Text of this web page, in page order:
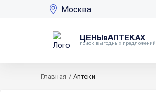
Москва
ЦЕНЫвАПТЕКАХ
поиск выгодных предложений
Главная / Аптеки